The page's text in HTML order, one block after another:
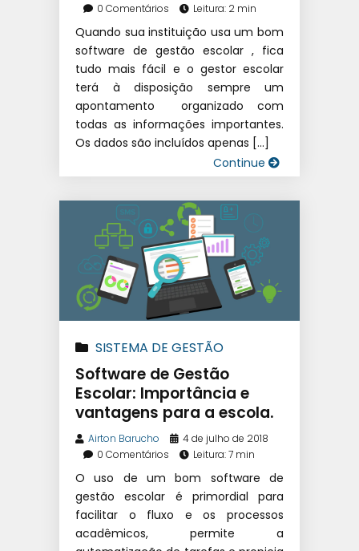
0 Comentários
Leitura: 2 min
Quando sua instituição usa um bom
software de gestão escolar , fica
tudo mais fácil e o gestor escolar
terá à disposição sempre um
apontamento organizado com
todas as informações importantes.
Os dados são incluídos apenas […]
Continue
SISTEMA DE GESTÃO
EDUCACIONAL |SOFTWARE
ESCOLAR
Software de Gestão
Escolar: Importância e
vantagens para a escola.
Airton Barucho
4 de julho de 2018
0 Comentários
Leitura: 7 min
O uso de um bom software de
gestão escolar é primordial para
facilitar o fluxo e os processos
acadêmicos, permite a